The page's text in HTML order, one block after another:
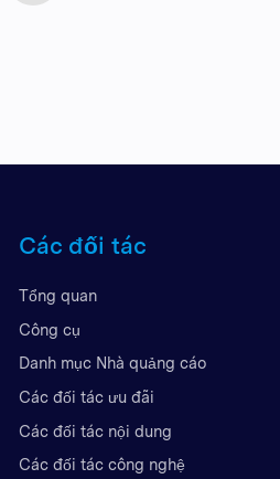
Các đối tác
Tổng quan
Công cụ
Danh mục Nhà quảng cáo
Các đối tác ưu đãi
Các đối tác nội dung
Các đối tác công nghệ